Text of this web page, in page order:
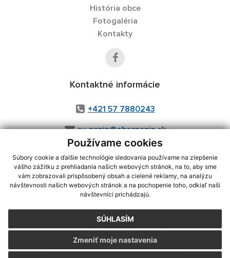
Používame cookies
Súbory cookie a ďalšie technológie sledovania používame na zlepšenie
vášho zážitku z prehliadania našich webových stránok, na to, aby sme
vám zobrazovali prispôsobený obsah a cielené reklamy, na analýzu
návštevnosti našich webových stránok a na pochopenie toho, odkiaľ naši
návštevníci prichádzajú.
SÚHLASÍM
Zmeniť moje nastavenia
História obce
Fotogaléria
Kontakty
Kontaktné informácie
+421 57 7880243
ou.papin@obecpapin.sk
využite možnosť získavania aktuálnych informácií s využitím RSS
CMS systém (redakčný) systém ECHELON 2,Mapa stránok,web portál
webex.digital, s.r.o.,domény,registrácia domény
Posledná aktualizácia:31.07.2026
Vytlačiť stránku|Vyhlásenie o prístupnosti